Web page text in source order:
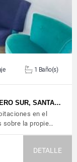
1 Baño(s)
SUR, SANTA…
en el
sobre la propie…
DETALLE